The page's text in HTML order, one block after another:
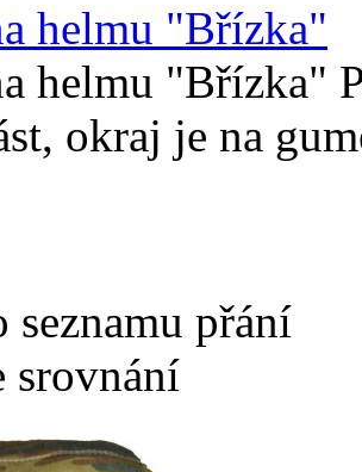
helmu "Břízka"
helmu "Břízka"
okraj je na
seznamu přání
srovnání